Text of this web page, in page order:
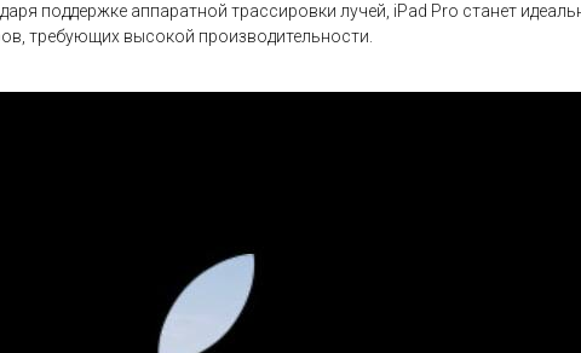
поддержке аппаратной трассировки лучей, iPad Pro станет
требующих высокой производительности.